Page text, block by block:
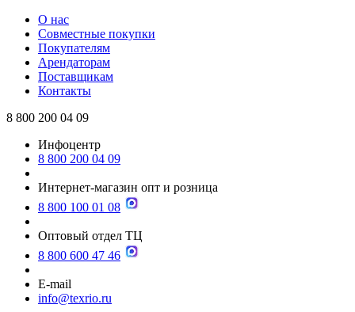
О нас
Совместные покупки
Покупателям
Арендаторам
Поставщикам
Контакты
8 800 200 04 09
Инфоцентр
8 800 200 04 09
Интернет-магазин опт и розница
8 800 100 01 08
Оптовый отдел ТЦ
8 800 600 47 46
E-mail
info@texrio.ru